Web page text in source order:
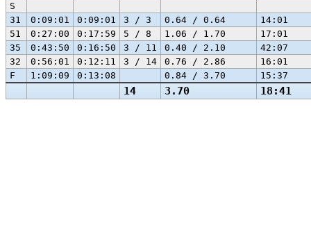
14 3.70 18:41
S
31
0:09:01 0:09:01 3 / 3 0.64 / 0.64
14:01
51
0:27:00 0:17:59 5 / 8 1.06 / 1.70
17:01
35
0:43:50 0:16:50 3 / 11 0.40 / 2.10
42:07
32
0:56:01 0:12:11 3 / 14 0.76 / 2.86
16:01
F
1:09:09 0:13:08 0.84 / 3.70 15:37